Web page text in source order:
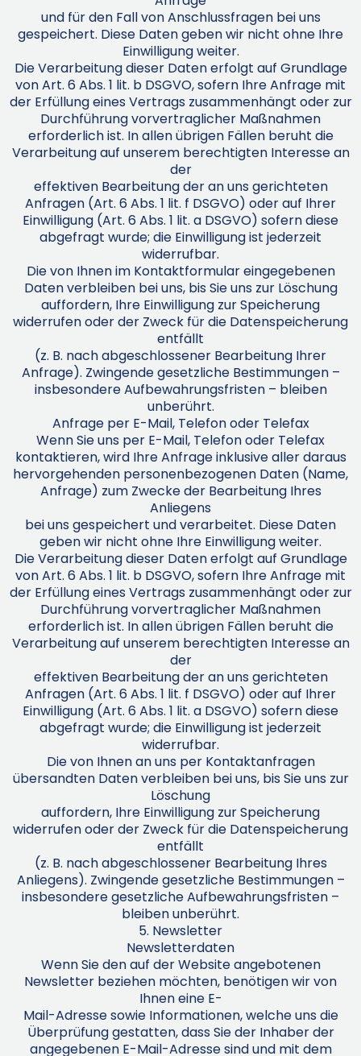
und für den Fall von Anschlussfragen bei uns
gespeichert. Diese Daten geben wir nicht ohne Ihre
Einwilligung weiter.
Die Verarbeitung dieser Daten erfolgt auf Grundlage
von Art. 6 Abs. 1 lit. b DSGVO, sofern Ihre Anfrage mit
der Erfüllung eines Vertrags zusammenhängt oder zur
Durchführung vorvertraglicher Maßnahmen
erforderlich ist. In allen übrigen Fällen beruht die
Verarbeitung auf unserem berechtigten Interesse an
der
effektiven Bearbeitung der an uns gerichteten
Anfragen (Art. 6 Abs. 1 lit. f DSGVO) oder auf Ihrer
Einwilligung (Art. 6 Abs. 1 lit. a DSGVO) sofern diese
abgefragt wurde; die Einwilligung ist jederzeit
widerrufbar.
Die von Ihnen im Kontaktformular eingegebenen
Daten verbleiben bei uns, bis Sie uns zur Löschung
auffordern, Ihre Einwilligung zur Speicherung
widerrufen oder der Zweck für die Datenspeicherung
entfällt
(z. B. nach abgeschlossener Bearbeitung Ihrer
Anfrage). Zwingende gesetzliche Bestimmungen –
insbesondere Aufbewahrungsfristen – bleiben
unberührt.
Anfrage per E-Mail, Telefon oder Telefax
Wenn Sie uns per E-Mail, Telefon oder Telefax
kontaktieren, wird Ihre Anfrage inklusive aller daraus
hervorgehenden personenbezogenen Daten (Name,
Anfrage) zum Zwecke der Bearbeitung Ihres
Anliegens
bei uns gespeichert und verarbeitet. Diese Daten
geben wir nicht ohne Ihre Einwilligung weiter.
Die Verarbeitung dieser Daten erfolgt auf Grundlage
von Art. 6 Abs. 1 lit. b DSGVO, sofern Ihre Anfrage mit
der Erfüllung eines Vertrags zusammenhängt oder zur
Durchführung vorvertraglicher Maßnahmen
erforderlich ist. In allen übrigen Fällen beruht die
Verarbeitung auf unserem berechtigten Interesse an
der
effektiven Bearbeitung der an uns gerichteten
Anfragen (Art. 6 Abs. 1 lit. f DSGVO) oder auf Ihrer
Einwilligung (Art. 6 Abs. 1 lit. a DSGVO) sofern diese
abgefragt wurde; die Einwilligung ist jederzeit
widerrufbar.
Die von Ihnen an uns per Kontaktanfragen
übersandten Daten verbleiben bei uns, bis Sie uns zur
Löschung
auffordern, Ihre Einwilligung zur Speicherung
widerrufen oder der Zweck für die Datenspeicherung
entfällt
(z. B. nach abgeschlossener Bearbeitung Ihres
Anliegens). Zwingende gesetzliche Bestimmungen –
insbesondere gesetzliche Aufbewahrungsfristen –
bleiben unberührt.
5. Newsletter
Newsletterdaten
Wenn Sie den auf der Website angebotenen
Newsletter beziehen möchten, benötigen wir von
Ihnen eine E-
Mail-Adresse sowie Informationen, welche uns die
Überprüfung gestatten, dass Sie der Inhaber der
angegebenen E-Mail-Adresse sind und mit dem